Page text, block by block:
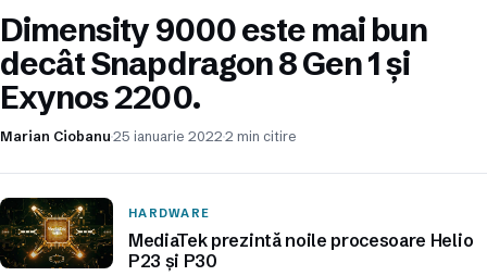
Dimensity 9000 este mai bun
decât Snapdragon 8 Gen 1 și
Exynos 2200.
Marian Ciobanu 25 ianuarie 2022 2 min citire
HARDWARE
MediaTek prezintă noile procesoare Helio
P23 și P30